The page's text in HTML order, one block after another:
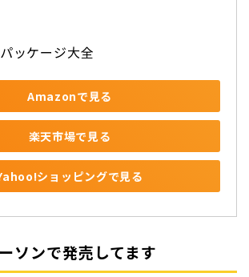
ッケージ大全
Amazonで見る
楽天市場で見る
ショッピングで見る
ソンで発売してます